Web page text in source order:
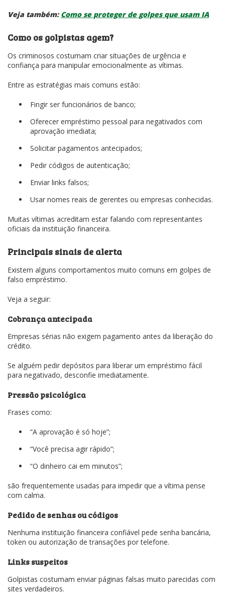
Veja também: Como se proteger de golpes que usam IA
Como os golpistas agem?
Os criminosos costumam criar situações de urgência e
confiança para manipular emocionalmente as vítimas.
Entre as estratégias mais comuns estão:
Fingir ser funcionários de banco;
Oferecer empréstimo pessoal para negativados com
aprovação imediata;
Solicitar pagamentos antecipados;
Pedir códigos de autenticação;
Enviar links falsos;
Usar nomes reais de gerentes ou empresas conhecidas.
Muitas vítimas acreditam estar falando com representantes
oficiais da instituição financeira.
Principais sinais de alerta
Existem alguns comportamentos muito comuns em golpes de
falso empréstimo.
Veja a seguir:
Cobrança antecipada
Empresas sérias não exigem pagamento antes da liberação do
crédito.
Se alguém pedir depósitos para liberar um empréstimo fácil
para negativado, desconfie imediatamente.
Pressão psicológica
Frases como:
“A aprovação é só hoje”;
“Você precisa agir rápido”;
“O dinheiro cai em minutos”;
são frequentemente usadas para impedir que a vítima pense
com calma.
Pedido de senhas ou códigos
Nenhuma instituição financeira confiável pede senha bancária,
token ou autorização de transações por telefone.
Links suspeitos
Golpistas costumam enviar páginas falsas muito parecidas com
sites verdadeiros.